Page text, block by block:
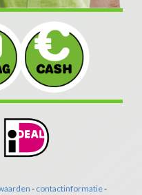
- contactinformatie-